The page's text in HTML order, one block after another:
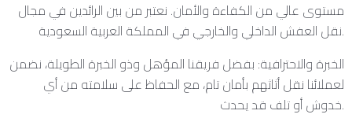
مستوى عالي من الكفاءة والأمان. نعتبر من بين الرائدين في مجال
نقل العفش الداخلي والخارجي في المملكة العربية السعودية.
الخبرة والاحترافية: بفضل فريقنا المؤهل وذو الخبرة الطويلة، نضمن
لعملائنا نقل أثاثهم بأمان تام، مع الحفاظ على سلامته من أي
خدوش أو تلف قد يحدث.